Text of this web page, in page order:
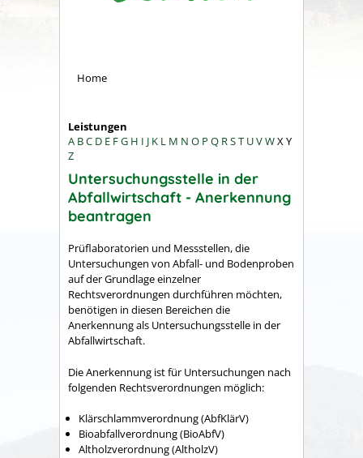
Home
Leistungen
A BC D E FG H I J K L M N O P Q RST UVWXY
Z
Untersuchungsstelle in der
Abfallwirtschaft - Anerkennung
beantragen
Prüflaboratorien und Messstellen, die
Untersuchungen von Abfall- und Bodenproben
auf der Grundlage einzelner
Rechtsverordnungen durchführen möchten,
benötigen in diesen Bereichen die
Anerkennung als Untersuchungsstelle in der
Abfallwirtschaft.
Die Anerkennung ist für Untersuchungen nach
folgenden Rechtsverordnungen möglich:
Klärschlammverordnung (AbfKlärV)
Bioabfallverordnung (BioAbfV)
Altholzverordnung (AltholzV)